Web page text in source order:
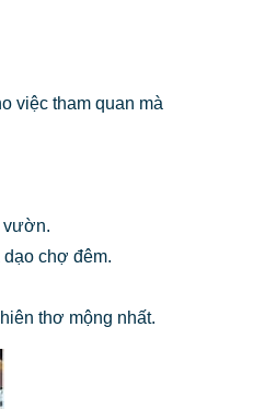
việc tham quan mà
vườn.
dạo chợ đêm.
thơ mộng nhất.